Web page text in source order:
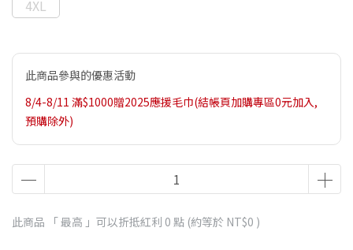
4XL
此商品參與的優惠活動
8/4-8/11 滿$1000贈2025應援毛巾(結帳頁加購專區0元加入,
預購除外)
此商品 「 最高 」可以折抵紅利 0 點 (約等於 NT$0 )